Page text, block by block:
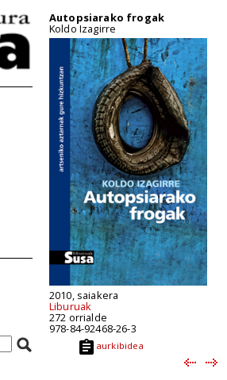
Autopsiarako frogak
Koldo Izagirre
2010, saiakera
Liburuak
272 orrialde
978-84-92468-26-3
aurkibidea